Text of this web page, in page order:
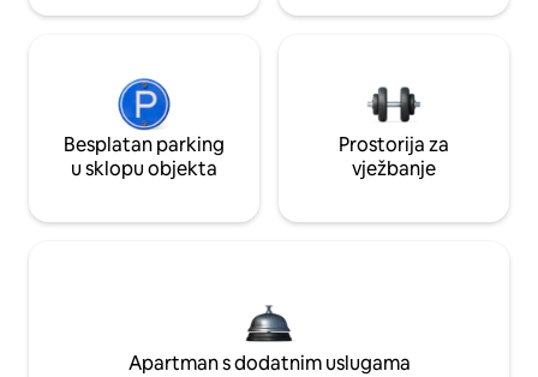
Besplatan parking
u sklopu objekta
Prostorija za
vježbanje
Apartman s dodatnim uslugama